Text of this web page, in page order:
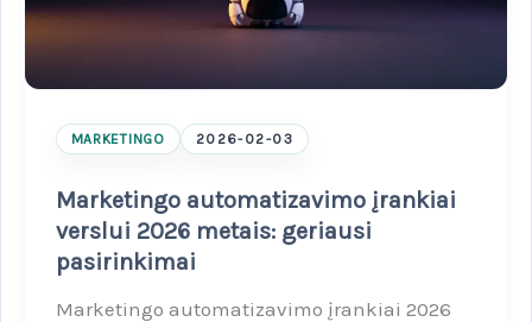
MARKETINGO 2026-02-03
Marketingo automatizavimo įrankiai
verslui 2026 metais: geriausi
pasirinkimai
Marketingo automatizavimo įrankiai 2026